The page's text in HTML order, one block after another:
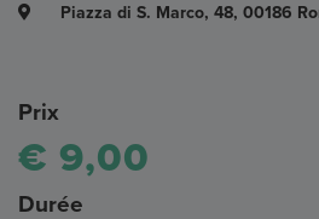
Piazza di S. Marco, 48, 00186
Prix
€ 9,00
Durée